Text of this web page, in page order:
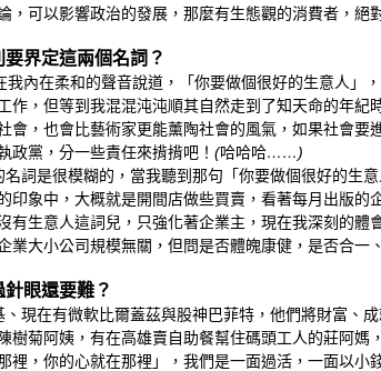
，可以影響政治的發展，那麼有生態觀的消費者，絕
界定這兩個名詞？
在柔和的聲音說道，「你要做個很好的生意人」，
作，但等到我混混沌沌順其自然走到了知天命的年紀
會，也會比藝術家更能薰陶社會的風氣，如果社會要
政黨，分一些責任來揹揹吧！ (哈哈哈……)
是很模糊的，當我聽到那句「你要做個很好的生意
印象中，大概就是開間店做些買賣，看著每月出版
有生意人這詞兒，只強化著企業主，現在我深刻的
業大小公司規模無關，但問是否體魄康健，是否合一
眼還要難？
現在有微軟比爾蓋茲與股神巴菲特，他們將財富、
樹菊阿姨，有在高雄賣自助餐幫住碼頭工人的莊阿
裡，你的心就在那裡」，我們是一面過活，一面以